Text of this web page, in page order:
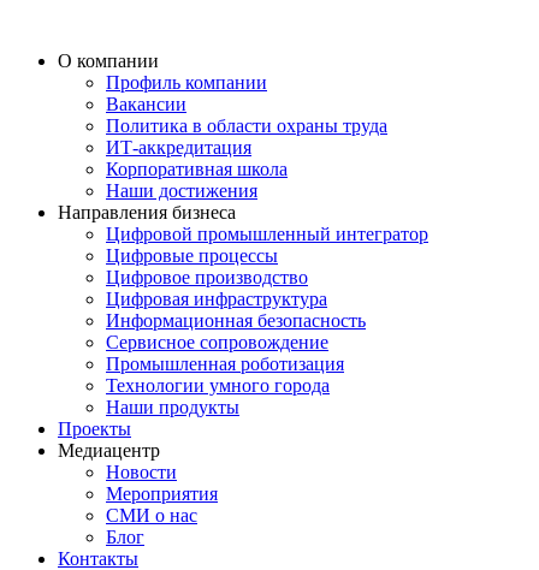
О компании
Профиль компании
Вакансии
Политика в области охраны труда
ИТ-аккредитация
Корпоративная школа
Наши достижения
Направления бизнеса
Цифровой промышленный интегратор
Цифровые процессы
Цифровое производство
Цифровая инфраструктура
Информационная безопасность
Сервисное сопровождение
Промышленная роботизация
Технологии умного города
Наши продукты
Проекты
Медиацентр
Новости
Мероприятия
СМИ о нас
Блог
Контакты